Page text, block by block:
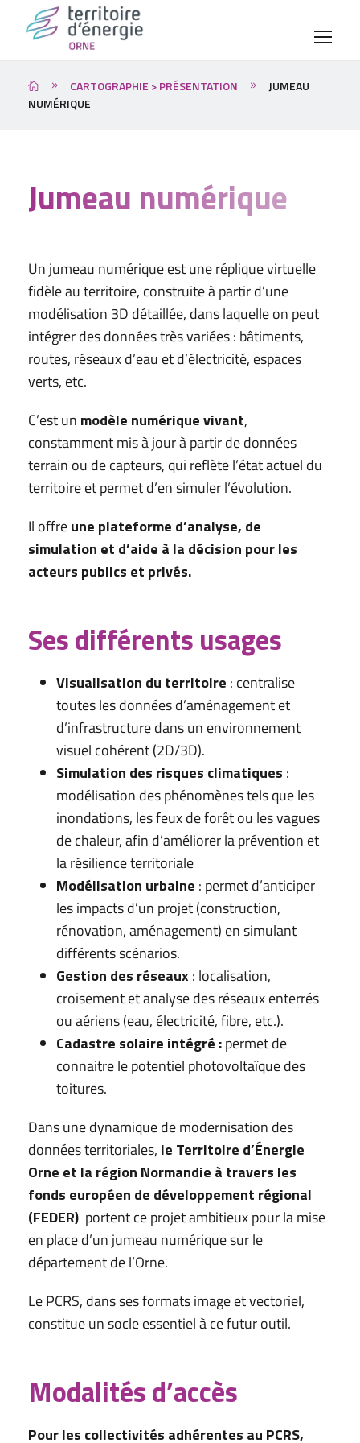
CARTOGRAPHIE > PRÉSENTATION
JUMEAU
NUMÉRIQUE
Jumeau numérique
Un jumeau numérique est une réplique virtuelle
fidèle au territoire, construite à partir d’une
modélisation 3D détaillée, dans laquelle on peut
intégrer des données très variées : bâtiments,
routes, réseaux d’eau et d’électricité, espaces
verts, etc.
C’est un modèle numérique vivant,
constamment mis à jour à partir de données
terrain ou de capteurs, qui reflète l’état actuel du
territoire et permet d’en simuler l’évolution.
Il offreune plateforme d’analyse, de
simulation et d’aide à la décision pour les
acteurs publics et privés.
Ses différents usages
Visualisation du territoire : centralise
toutes les données d’aménagement et
d’infrastructure dans un environnement
visuel cohérent (2D/3D).
Simulation des risques climatiques :
modélisation des phénomènes tels que les
inondations, les feux de forêt ou les vagues
de chaleur, afin d’améliorer la prévention et
la résilience territoriale
Modélisation urbaine : permet d’anticiper
les impacts d’un projet (construction,
rénovation, aménagement) en simulant
différents scénarios.
Gestion des réseaux : localisation,
croisement et analyse des réseaux enterrés
ou aériens (eau, électricité, fibre, etc.).
Cadastre solaire intégré :permet de
connaitre le potentiel photovoltaïque des
toitures.
Dans une dynamique de modernisation des
données territoriales, le Territoire d’Énergie
Orne et la région Normandie à travers les
fonds européen de développement régional
(FEDER) portent ce projet ambitieux pour la mise
en place d’un jumeau numérique sur le
département de l’Orne.
Le PCRS, dans ses formats image et vectoriel,
constitue un socle essentiel à ce futur outil.
Modalités d’accès
Pour les collectivités adhérentes au PCRS,